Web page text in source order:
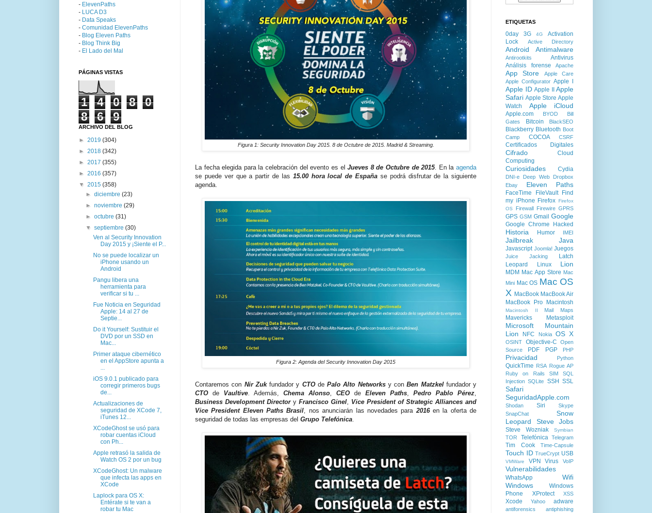
Figura 1: Security Innovation Day 2015. 8 de Octubre de 2015. Madrid & Streaming.
La fecha elegida para la celebración del evento es elJueves 8 de Octubre de 2015. En laagenda
se puede ver que a partir de las 15.00 hora local de España se podrá disfrutar de la siguiente
agenda.
Figura 2: Agenda del Security Innovation Day 2015
Contaremos con Nir Zukfundador y CTO de Palo Alto Networksy conBen Matzkelfundador y
CTO de Vaultive . Además, Chema Alonso CEO de Eleven Paths Pedro Pablo Pérez
Business Development Directory Francisco Ginel
Vice President of Strategic Alliances and
Vice President Eleven Paths Brasil , nos anunciarán las novedades para 2016en la oferta de
seguridad de todas las empresas del Grupo Telefónica
- ElevenPaths
- LUCA D3
- Data Speaks
- Comunidad ElevenPaths
- Blog Eleven Paths
- Blog Think Big
- El Lado del Mal
PÁGINAS VISTAS
1 4 0 8
0
8
6 9
ARCHIVO DEL BLOG
► 2019 (304)
► 2018 (342)
► 2017 (355)
► 2016 (357)
▼ 2015 (358)
►diciembre(23)
►noviembre(29)
►octubre(31)
▼septiembre(30)
Ven al Security Innovation
Day 2015 y ¡Siente el P...
No se puede localizar un
iPhone usando un
Android
Pangu libera una
herramienta para
verificar si tu ...
Fue Noticia en Seguridad
Apple: 14 al 27 de
Septie...
Do it Yourself: Sustituir el
DVD por un SSD en
Mac...
Primer ataque cibernético
en el AppStore apunta a
iOS 9.0.1 publicado para
corregir primeros bugs
de...
Actualizaciones de
seguridad de XCode 7,
iTunes 12...
XCodeGhost se usó para
robar cuentas iCloud
con Ph...
Apple retrasó la salida de
Watch OS 2 por un bug
XCodeGhost: Un malware
que infecta las apps en
XCode
Laplock para OS X:
Entérate si te van a
robar tu Mac
ETIQUETAS
0day 3G 4G
Activation
Lock
Active Directory
Android Antimalware
Antirootkits
Antivirus
Análisis forense
Apache
App Store
Apple Care
Apple Configurator Apple I
Apple ID Apple II
Apple
Safari Apple Store Apple
Watch
Apple iCloud
Apple.com BYOD
Bill
Gates
Bitcoin BlackSEO
Blackberry Bluetooth Boot
Camp
COCOA CSRF
Certificados Digitales
Cifrado
Cloud
Computing
Curiosidades Cydia
DNI-e Deep Web
Dropbox
Ebay
Eleven Paths
FaceTime FileVault
Find
my iPhone Firefox Firefox
OS
Firewall Firewire GPRS
GPS GSM Gmail Google
Google Chrome Hacked
Historia Humor IMEI
Jailbreak Java
Javascript Joomla! Juegos
Juice Jacking
Latch
Leopard
Linux Lion
MDM Mac App Store Mac
Mini Mac OS Mac OS
X MacBook MacBook Air
MacBook Pro
Macintosh
Macintosh II Mail Maps
Mavericks Metasploit
Microsoft
Mountain
Lion
NFC Nokia OS X
OSINT Objective-C
Open
Source
PDF PGP PHP
Privacidad Python
QuickTime RSA Rogue AP
Ruby on Rails
SIM
SQL
Injection SQLite SSH SSL
Safari
SeguridadApple.com
Shodan Siri
Skype
SnapChat
Snow
Leopard
Steve Jobs
Steve Wozniak Symbian
TOR Telefónica Telegram
Tim Cook Time-Capsule
Touch ID TrueCrypt USB
VMWare VPN Virus VoIP
Vulnerabilidades
WhatsApp
Wifi
Windows
Windows
Phone
XProtect XSS
Xcode Yahoo adware
antiforensics antiphishing